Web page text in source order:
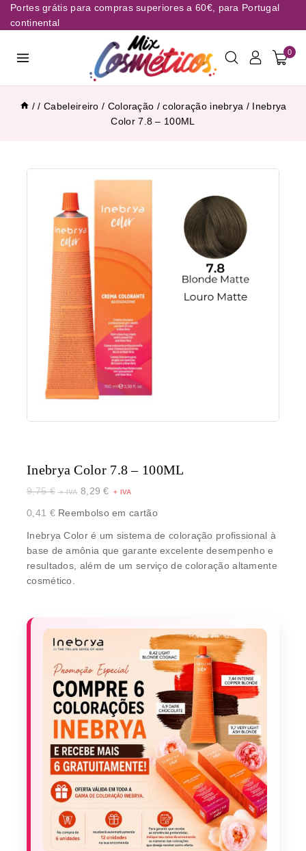
Portes grátis para compras superiores a 60€, para Portugal
continental
0
/ / Cabeleireiro / Coloração / coloração inebrya / Inebrya
Color 7.8 – 100ML
Inebrya Color 7.8 – 100ML
9,75€ 8,29€
0,41 €Reembolso em cartão
Inebrya Color é um sistema de coloração profissional à
base de amônia que garante excelente desempenho e
resultados, além de um serviço de coloração altamente
cosmético.